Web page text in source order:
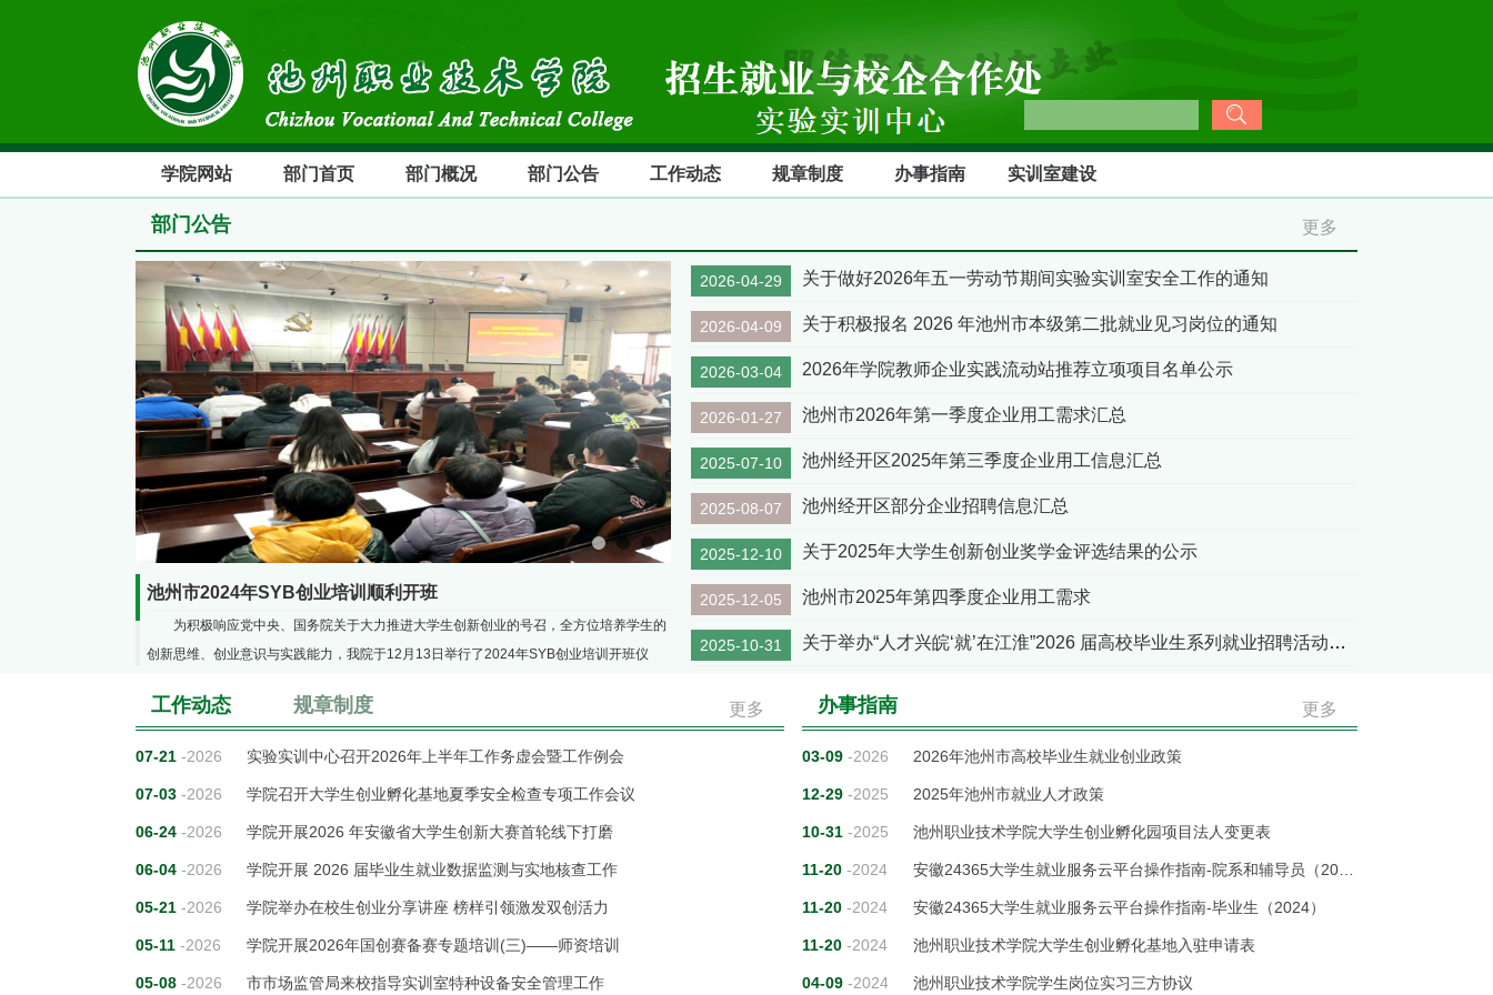
学院网站 部门首页 部门概况 部门公告 工作动态 规章制度 办事指南 实训室建设
部门公告 更多
池州市2024年SYB创业培训顺利开班
为积极响应党中央、国务院关于大力推进大学生创新创业的号召，全方位培养学生的
创新思维、创业意识与实践能力，我院于12月13日举行了2024年SYB创业培训开班仪
1 2 3
2026-04-29 关于做好2026年五一劳动节期间实验实训室安全工作的通知
2026-04-09 关于积极报名 2026 年池州市本级第二批就业见习岗位的通知
2026-03-04 2026年学院教师企业实践流动站推荐立项项目名单公示
2026-01-27 池州市2026年第一季度企业用工需求汇总
2025-07-10 池州经开区2025年第三季度企业用工信息汇总
2025-08-07 池州经开区部分企业招聘信息汇总
2025-12-10 关于2025年大学生创新创业奖学金评选结果的公示
2025-12-05 池州市2025年第四季度企业用工需求
2025-10-31 关于举办“人才兴皖‘就’在江淮”2026 届高校毕业生系列就业招聘活动的通知
工作动态 规章制度 更多
07-21 -2026 实验实训中心召开2026年上半年工作务虚会暨工作例会
07-03 -2026 学院召开大学生创业孵化基地夏季安全检查专项工作会议
06-24 -2026 学院开展2026 年安徽省大学生创新大赛首轮线下打磨
06-04 -2026 学院开展 2026 届毕业生就业数据监测与实地核查工作
05-21 -2026 学院举办在校生创业分享讲座 榜样引领激发双创活力
05-11 -2026 学院开展2026年国创赛备赛专题培训(三)——师资培训
05-08 -2026 市市场监管局来校指导实训室特种设备安全管理工作
办事指南 更多
03-09 -2026 2026年池州市高校毕业生就业创业政策
12-29 -2025 2025年池州市就业人才政策
10-31 -2025 池州职业技术学院大学生创业孵化园项目法人变更表
11-20 -2024
11-20 -2024 安徽24365大学生就业服务云平台操作指南-毕业生（2024）
11-20 -2024 池州职业技术学院大学生创业孵化基地入驻申请表
04-09 -2024 池州职业技术学院学生岗位实习三方协议